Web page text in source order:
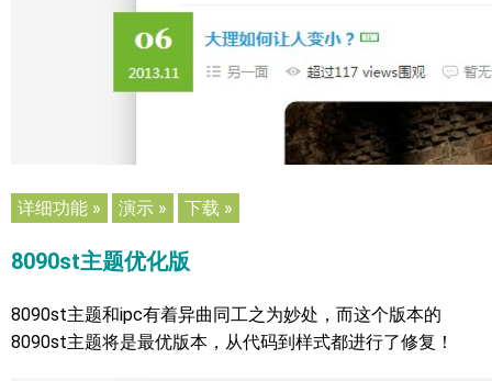
详细功能 » 演示 » 下载 »
8090st主题优化版
8090st主题和ipc有着异曲同工之为妙处，而这个版本的
8090st主题将是最优版本，从代码到样式都进行了修复！